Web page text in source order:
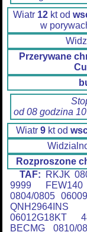
Wiatr 12 kt od
w
Przerywane
od 08 godzina
Wiatr 9kt od
Rozproszone
TAF: RKJK
9999
0804/0805
06012G18KT
BECMG 0810/